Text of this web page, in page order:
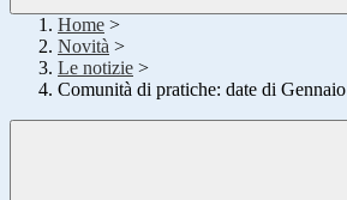
Home >
Novità >
Le notizie >
Comunità di pratiche: date di Gennaio